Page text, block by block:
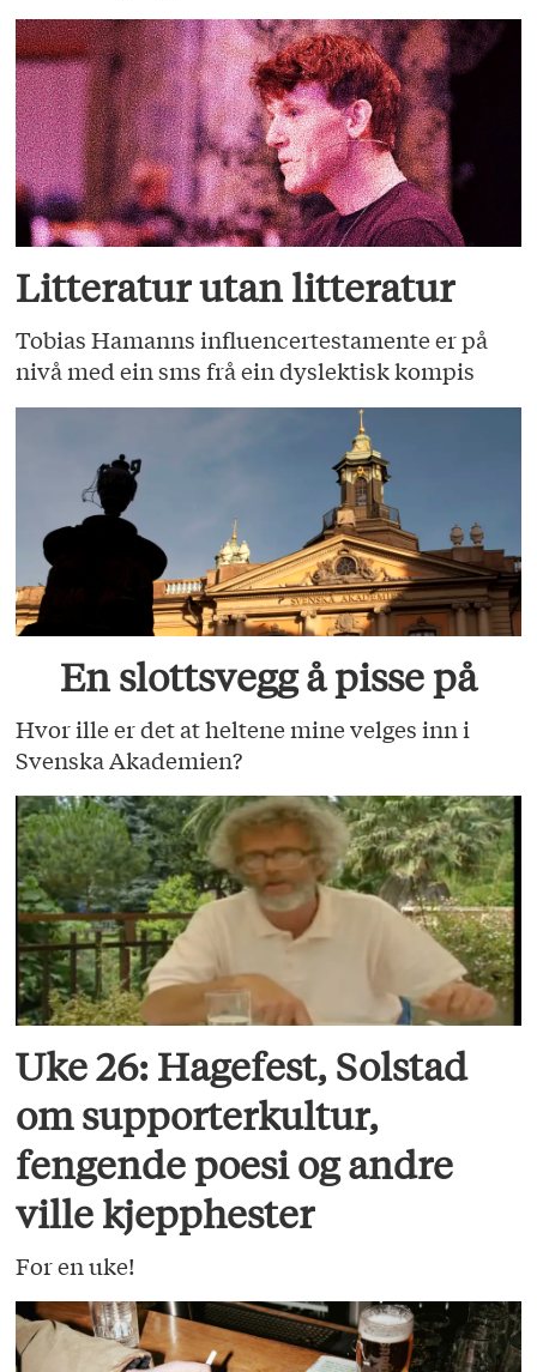
Litteratur utan litteratur
Tobias Hamanns influencertestamente er på
nivå med ein sms frå ein dyslektisk kompis
En slottsvegg å pisse på
Hvor ille er det at heltene mine velges inn i
Svenska Akademien?
Uke 26: Hagefest, Solstad
om supporterkultur,
fengende poesi og andre
ville kjepphester
For en uke!